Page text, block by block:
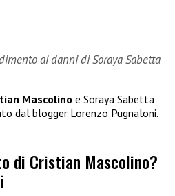
ai danni di Soraya Sabetta
Mascolino e Soraya Sabetta
dal blogger Lorenzo Pugnaloni.
di Cristian Mascolino?